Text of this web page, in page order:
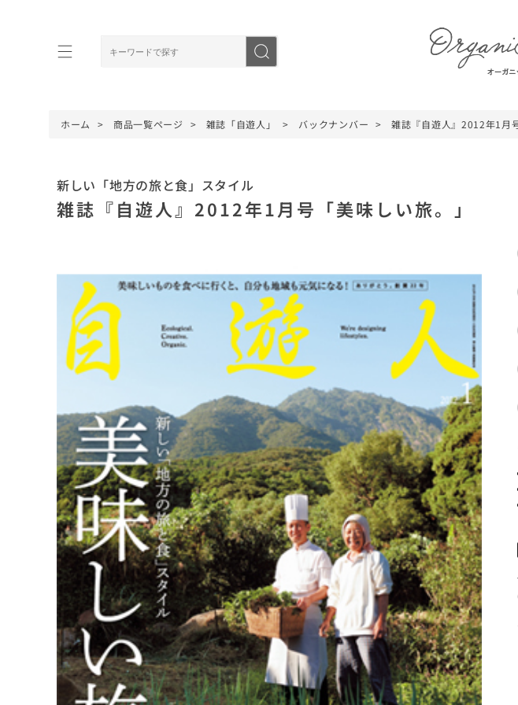
ホーム 商品一覧ページ 雑誌「自遊人」 バックナンバー 雑誌『自遊人』2012年1月
新しい「地方の旅と食」スタイル
雑誌『自遊人』2012年1月号「美味しい旅。」